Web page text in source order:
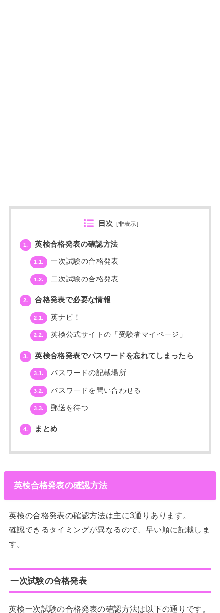
目次 [非表示]
1. 英検合格発表の確認方法
1.1. 一次試験の合格発表
1.2. 二次試験の合格発表
2. 合格発表で必要な情報
2.1. 英ナビ！
2.2. 英検公式サイトの「受験者マイページ」
3. 英検合格発表でパスワードを忘れてしまったら
3.1. パスワードの記載場所
3.2. パスワードを問い合わせる
3.3. 郵送を待つ
4. まとめ
英検合格発表の確認方法
英検の合格発表の確認方法は主に3通りあります。
確認できるタイミングが異なるので、早い順に記載しま
す。
一次試験の合格発表
英検一次試験の合格発表の確認方法は以下の通りです。